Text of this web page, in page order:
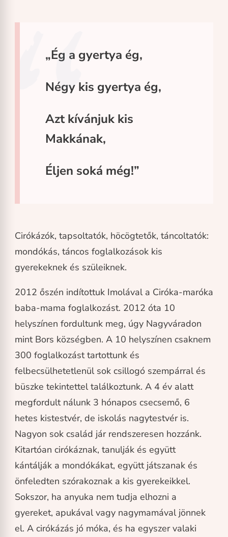
„Ég a gyertya ég,
Négy kis gyertya ég,
Azt kívánjuk kis
Makkának,
Éljen soká még!”
Cirókázók, tapsoltatók, höcögtetők, táncoltatók:
mondókás, táncos foglalkozások kis
gyerekeknek és szüleiknek.
2012 őszén indítottuk Imolával a Ciróka-maróka
baba-mama foglalkozást. 2012 óta 10
helyszínen fordultunk meg, úgy Nagyváradon
mint Bors községben. A 10 helyszínen csaknem
300 foglalkozást tartottunk és
felbecsülhetetlenül sok csillogó szempárral és
büszke tekintettel találkoztunk. A 4 év alatt
megfordult nálunk 3 hónapos csecsemő, 6
hetes kistestvér, de iskolás nagytestvér is.
Nagyon sok család jár rendszeresen hozzánk.
Kitartóan cirókáznak, tanulják és együtt
kántálják a mondókákat, együtt játszanak és
önfeledten szórakoznak a kis gyerekeikkel.
Sokszor, ha anyuka nem tudja elhozni a
gyereket, apukával vagy nagymamával jönnek
el. A cirókázás jó móka, és ha egyszer valaki